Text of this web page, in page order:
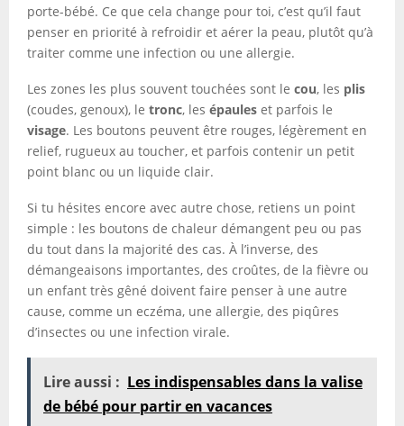
porte-bébé. Ce que cela change pour toi, c’est qu’il faut
penser en priorité à refroidir et aérer la peau, plutôt qu’à
traiter comme une infection ou une allergie.
Les zones les plus souvent touchées sont le cou, les plis
(coudes, genoux), le tronc, les épaules et parfois le
visage. Les boutons peuvent être rouges, légèrement en
relief, rugueux au toucher, et parfois contenir un petit
point blanc ou un liquide clair.
Si tu hésites encore avec autre chose, retiens un point
simple : les boutons de chaleur démangent peu ou pas
du tout dans la majorité des cas. À l’inverse, des
démangeaisons importantes, des croûtes, de la fièvre ou
un enfant très gêné doivent faire penser à une autre
cause, comme un eczéma, une allergie, des piqûres
d’insectes ou une infection virale.
Lire aussi : Les indispensables dans la valise
de bébé pour partir en vacances